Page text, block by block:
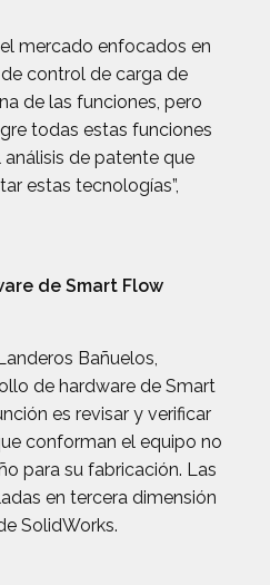
mercado enfocados en
control de carga de
de las funciones, pero
todas estas funciones
análisis de patente que
estas tecnologías”,
de Smart Flow
Bañuelos,
de hardware de Smart
es revisar y verificar
conforman el equipo no
para su fabricación. Las
en tercera dimensión
SolidWorks.